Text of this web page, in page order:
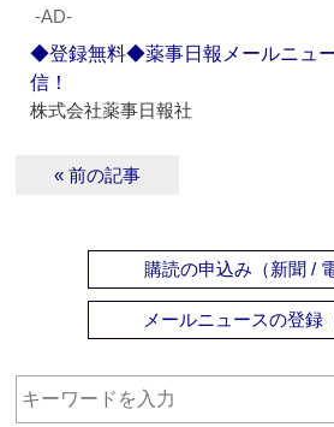
‐AD‐
◆登録無料◆薬事日報メールニュ
信！
株式会社薬事日報社
« 前の記事
購読の申込み（新聞 /
メールニュースの登録